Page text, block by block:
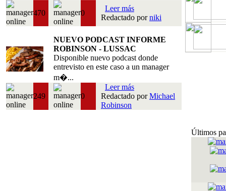
470 0
Leer más
Redactado porniki
NUEVO PODCAST INFORME
ROBINSON - LUSSAC
Disponible nuevo podcast donde
entrevisto en este caso a un manager
m�...
249 0
Leer más
Redactado porMichael
Robinson
Últimos